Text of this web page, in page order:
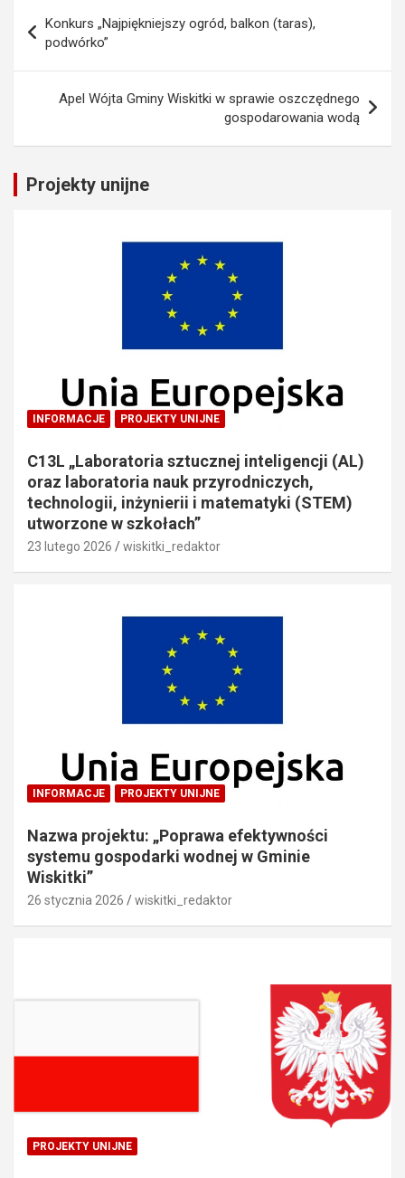
wpisu
Konkurs „Najpiękniejszy ogród, balkon (taras),
podwórko”
Apel Wójta Gminy Wiskitki w sprawie oszczędnego
gospodarowania wodą
Projekty unijne
INFORMACJE PROJEKTY UNIJNE
C13L „Laboratoria sztucznej inteligencji (AL)
oraz laboratoria nauk przyrodniczych,
technologii, inżynierii i matematyki (STEM)
utworzone w szkołach”
23 lutego 2026 wiskitki_redaktor
INFORMACJE PROJEKTY UNIJNE
Nazwa projektu: „Poprawa efektywności
systemu gospodarki wodnej w Gminie
Wiskitki”
26 stycznia 2026 wiskitki_redaktor
PROJEKTY UNIJNE